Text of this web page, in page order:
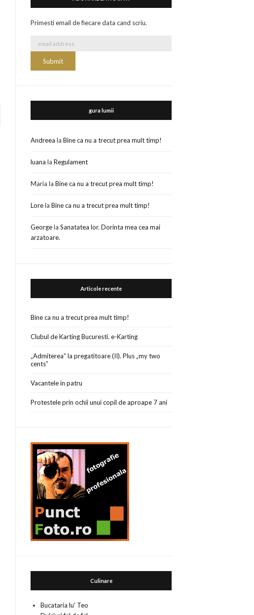
Primesti email de fiecare data cand scriu.
gura lumii
Andreea laBine ca nu a trecut prea mult timp!
luana laRegulament
Maria laBine ca nu a trecut prea mult timp!
LorelaBine ca nu a trecut prea mult timp!
GeorgelaSanatatea lor. Dorinta mea cea mai
arzatoare.
Articole recente
Bine ca nu a trecut prea mult timp!
Clubul de Karting Bucuresti. e-Karting
„Admiterea” la pregatitoare (II). Plus „my two
cents”
Vacantele in patru
Protestele prin ochii unui copil de aproape 7 ani
Culinare
Bucataria lu' Teo